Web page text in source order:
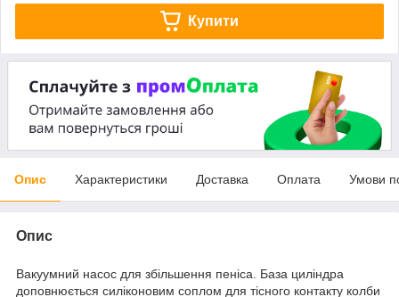
Купити
Опис Характеристики Доставка Оплата Умови
Опис
Вакуумний насос для збільшення пеніса. База циліндра
доповнюється силіконовим соплом для тісного контакту колби